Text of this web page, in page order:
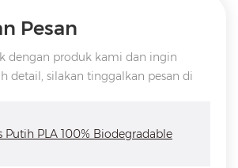
Pesan
dengan produk kami dan ingin
detail, silakan tinggalkan pesan di
Putih PLA 100% Biodegradable